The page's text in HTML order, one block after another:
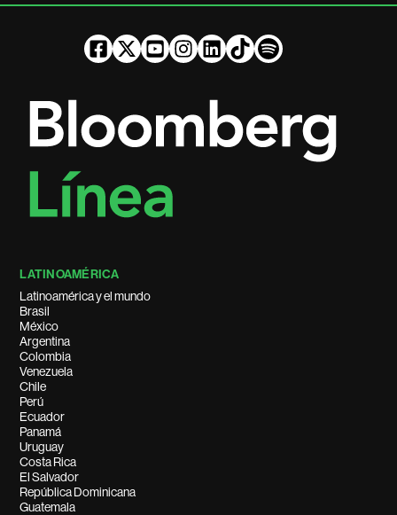
LATINOAMÉRICA
Latinoamérica y el mundo
Brasil
México
Argentina
Colombia
Venezuela
Chile
Perú
Ecuador
Panamá
Uruguay
Costa Rica
El Salvador
República Dominicana
Guatemala